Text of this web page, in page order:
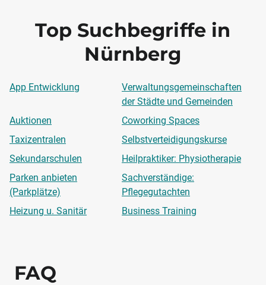
Top Suchbegriffe in
Nürnberg
App Entwicklung
Verwaltungsgemeinschaften
der Städte und Gemeinden
Auktionen
Coworking Spaces
Taxizentralen
Selbstverteidigungskurse
Sekundarschulen
Heilpraktiker: Physiotherapie
Parken anbieten
(Parkplätze)
Sachverständige:
Pflegegutachten
Heizung u. Sanitär
Business Training
FAQ